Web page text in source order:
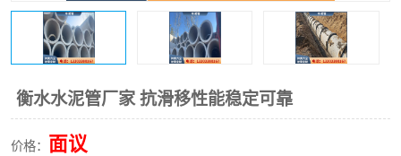
衡水水泥管厂家 抗滑移性能稳定可靠
价格： 面议